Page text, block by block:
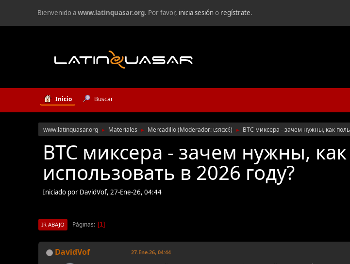
Bienvenido awww.latinquasar.org. Por favor, inicia sesióno regístrate.
Inicio Buscar
www.latinquasar.org ► Materiales ► Mercadillo(Moderador: ιѕяαєℓ) ► BTC миксера - зачем нужны, как
BTC миксера - зачем нужны,
использовать в 2026 году?
Iniciado por DavidVof, 27-Ene-26, 04:44
IR ABAJO Páginas 1
DavidVof 27-Ene-26, 04:44